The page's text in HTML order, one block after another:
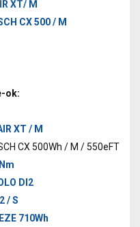
XT/ M
CX 500 / M
ok:
XT / M
CX 500Wh / M / 550eFT
DI2
/ S
710Wh